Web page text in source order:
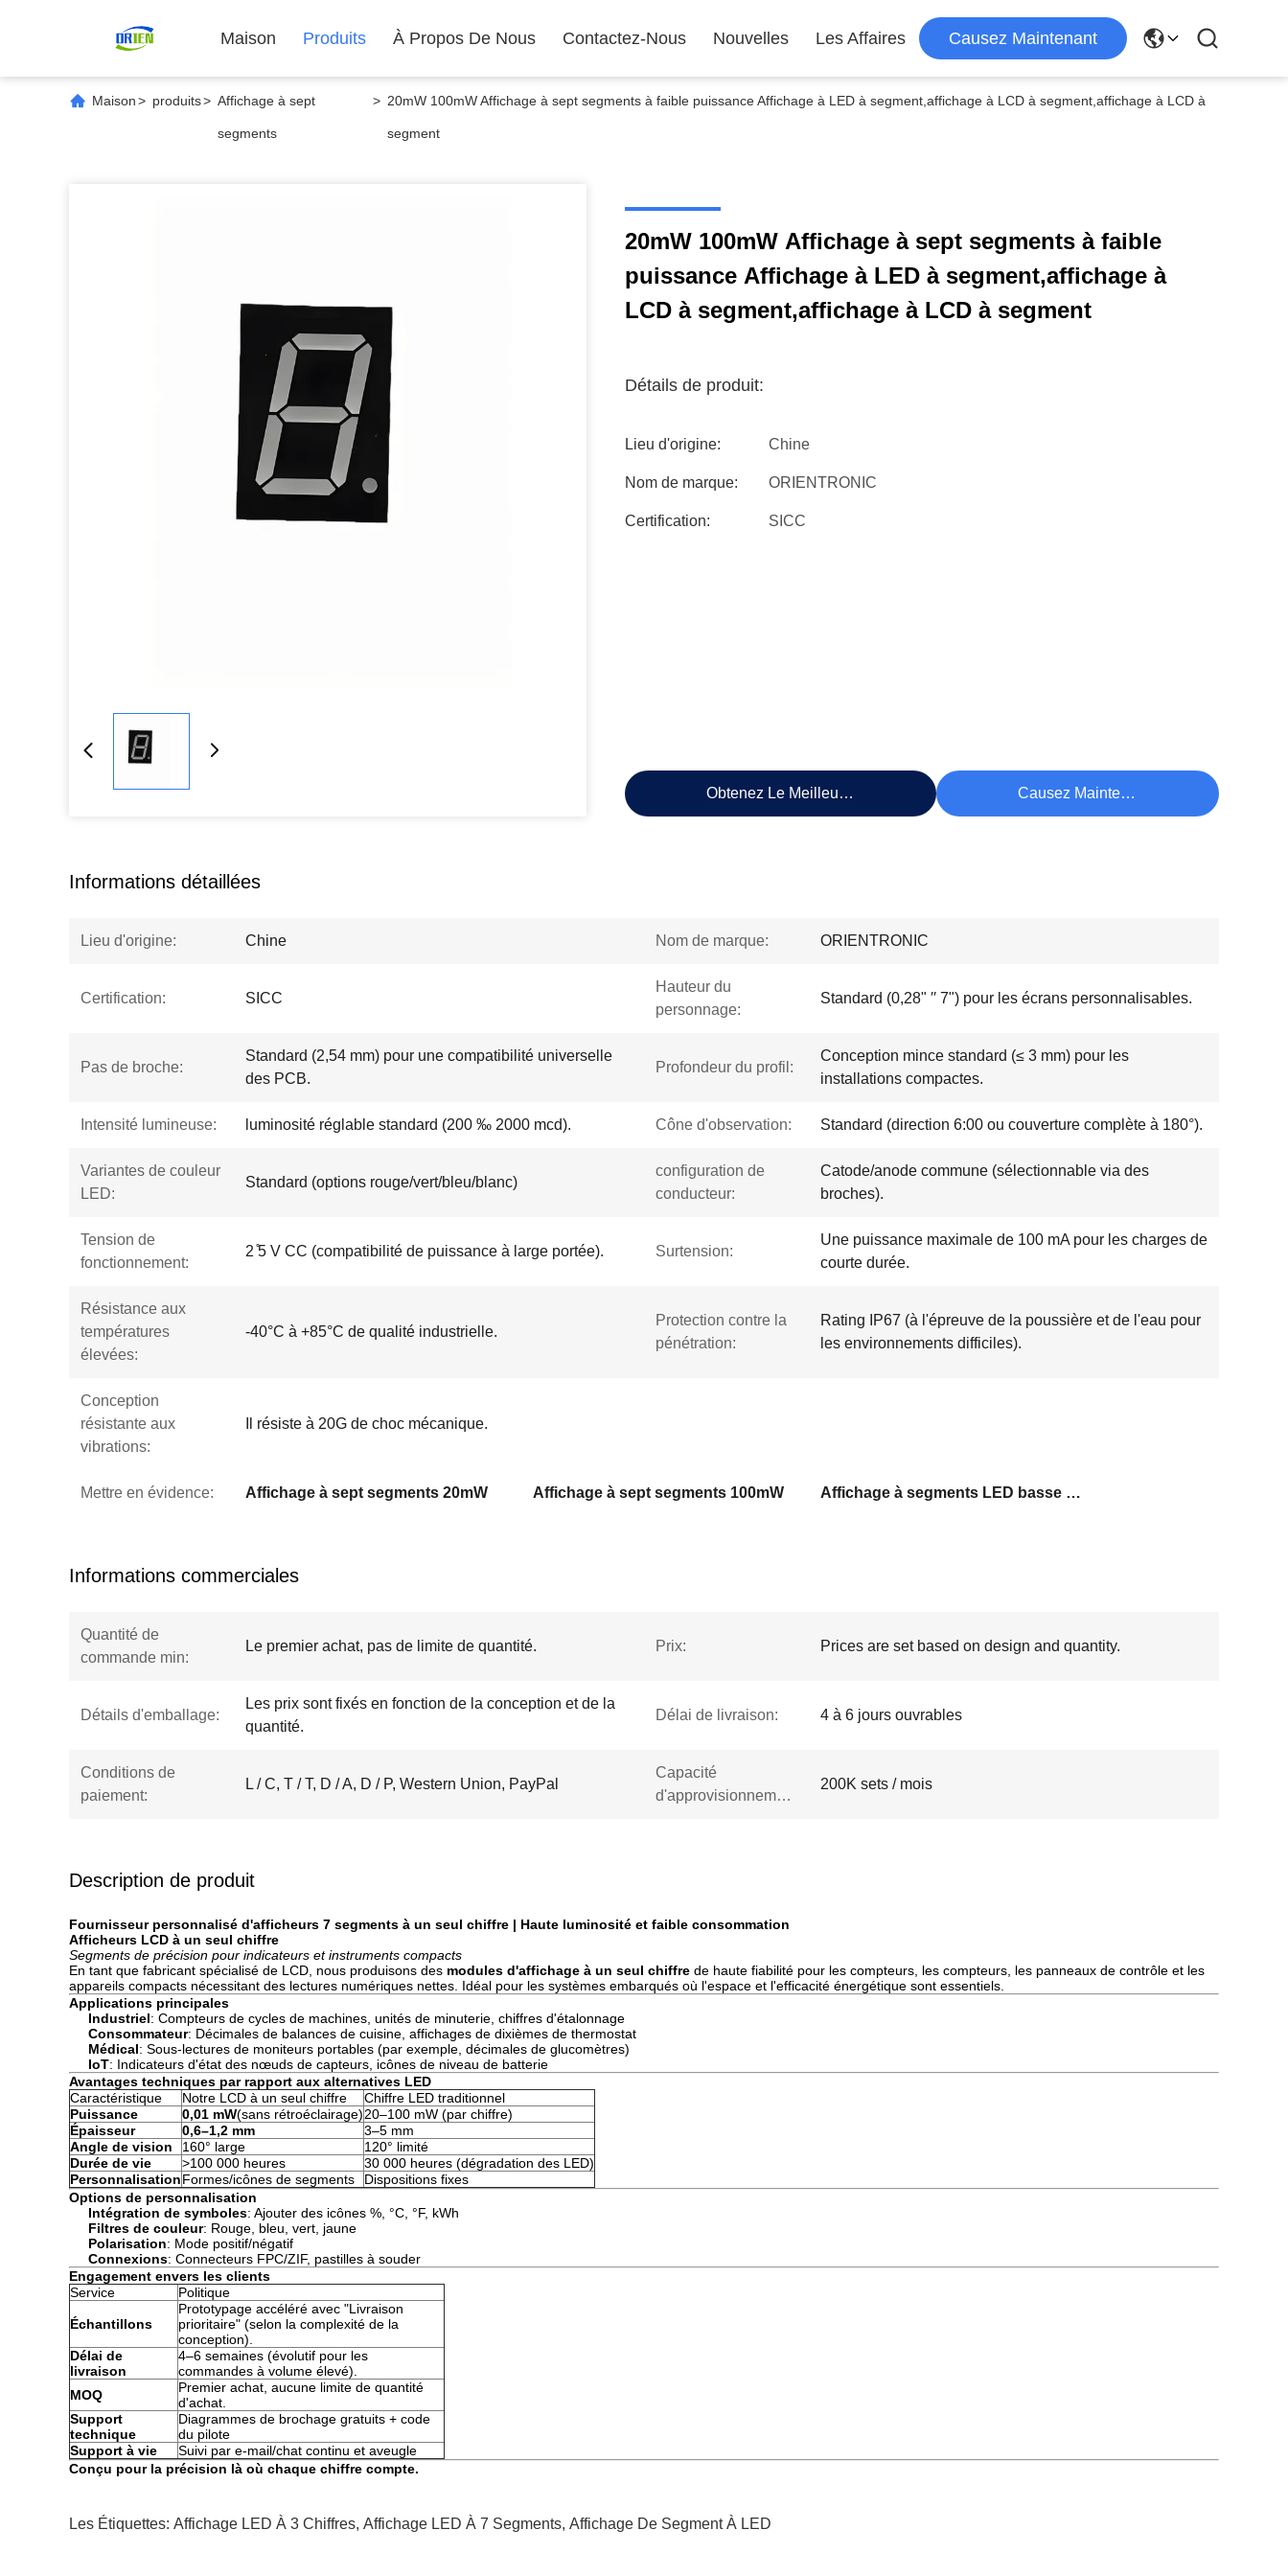
Maison Produits À Propos De Nous Contactez-Nous Nouvelles Les Affaires Causez Maintenant
Maison> produits> Affichage à sept
segments
> 20mW 100mW Affichage à sept segments à faible puissance Affichage à LED à segment,affichage à LCD à segment,affichage à LCD à
segment
20mW 100mW Affichage à sept segments à faible
puissance Affichage à LED à segment,affichage à
LCD à segment,affichage à LCD à segment
Détails de produit:
Lieu d'origine: Chine
Nom de marque: ORIENTRONIC
Certification: SICC
Obtenez Le Meilleur Prix Causez Maintenant
Informations détaillées
Lieu d'origine: Chine Nom de marque: ORIENTRONIC
Certification: SICC
Hauteur du
personnage:
Standard (0,28" ′′ 7") pour les écrans personnalisables.
Pas de broche:
Standard (2,54 mm) pour une compatibilité universelle
des PCB.
Profondeur du profil:
Conception mince standard (≤ 3 mm) pour les
installations compactes.
Intensité lumineuse: luminosité réglable standard (200 ‰ 2000 mcd). Cône d'observation: Standard (direction 6:00 ou couverture complète à 180°).
Variantes de couleur
LED:
Standard (options rouge/vert/bleu/blanc)
configuration de
conducteur:
Catode/anode commune (sélectionnable via des
broches).
Tension de
fonctionnement:
2 ̊5 V CC (compatibilité de puissance à large portée). Surtension:
Une puissance maximale de 100 mA pour les charges de
courte durée.
Résistance aux
températures
élevées:
-40°C à +85°C de qualité industrielle.
Protection contre la
pénétration:
Rating IP67 (à l'épreuve de la poussière et de l'eau pour
les environnements difficiles).
Conception
résistante aux
vibrations:
Il résiste à 20G de choc mécanique.
Mettre en évidence: Affichage à sept segments 20mW Affichage à sept segments 100mW Affichage à segments LED basse consommation
Informations commerciales
Quantité de
commande min:
Le premier achat, pas de limite de quantité. Prix: Prices are set based on design and quantity.
Détails d'emballage:
Les prix sont fixés en fonction de la conception et de la
quantité.
Délai de livraison: 4 à 6 jours ouvrables
Conditions de
paiement:
L / C, T / T, D / A, D / P, Western Union, PayPal
Capacité
d'approvisionnement:
200K sets / mois
Description de produit
Fournisseur personnalisé d'afficheurs 7 segments à un seul chiffre | Haute luminosité et faible consommation
Afficheurs LCD à un seul chiffre
Segments de précision pour indicateurs et instruments compacts
En tant que fabricant spécialisé de LCD, nous produisons des modules d'affichage à un seul chiffre de haute fiabilité pour les compteurs, les compteurs, les panneaux de contrôle et les
appareils compacts nécessitant des lectures numériques nettes. Idéal pour les systèmes embarqués où l'espace et l'efficacité énergétique sont essentiels.
Applications principales
Industriel: Compteurs de cycles de machines, unités de minuterie, chiffres d'étalonnage
Consommateur: Décimales de balances de cuisine, affichages de dixièmes de thermostat
Médical: Sous-lectures de moniteurs portables (par exemple, décimales de glucomètres)
IoT: Indicateurs d'état des nœuds de capteurs, icônes de niveau de batterie
Avantages techniques par rapport aux alternatives LED
Caractéristique
Notre LCD à un seul chiffre
Chiffre LED traditionnel
Puissance
0,01 mW(sans rétroéclairage)20–100 mW (par chiffre)
Épaisseur
0,6–1,2 mm
3–5 mm
Angle de vision
160° large
120° limité
Durée de vie
>100 000 heures
30 000 heures (dégradation des LED)
PersonnalisationFormes/icônes de segments
Dispositions fixes
Options de personnalisation
Intégration de symboles: Ajouter des icônes %, °C, °F, kWh
Filtres de couleur: Rouge, bleu, vert, jaune
Polarisation: Mode positif/négatif
Connexions: Connecteurs FPC/ZIF, pastilles à souder
Engagement envers les clients
Service
Politique
Échantillons
Prototypage accéléré avec "Livraison
prioritaire" (selon la complexité de la
conception).
Délai de
livraison
4–6 semaines (évolutif pour les
commandes à volume élevé).
MOQ
Premier achat, aucune limite de quantité
d'achat.
Support
technique
Diagrammes de brochage gratuits + code
du pilote
Support à vie
Suivi par e-mail/chat continu et aveugle
Conçu pour la précision là où chaque chiffre compte.
Les Étiquettes: Affichage LED À 3 Chiffres, Affichage LED À 7 Segments, Affichage De Segment À LED